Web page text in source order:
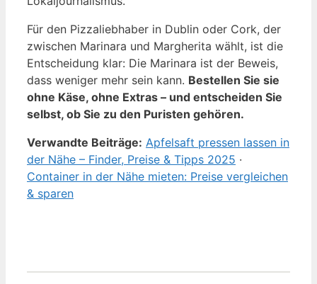
Für den Pizzaliebhaber in Dublin oder Cork, der
zwischen Marinara und Margherita wählt, ist die
Entscheidung klar: Die Marinara ist der Beweis,
dass weniger mehr sein kann. Bestellen Sie sie
ohne Käse, ohne Extras – und entscheiden Sie
selbst, ob Sie zu den Puristen gehören.
Verwandte Beiträge: Apfelsaft pressen lassen in
der Nähe – Finder, Preise & Tipps 2025 ·
Container in der Nähe mieten: Preise vergleichen
& sparen